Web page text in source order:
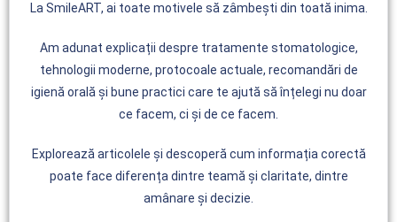
La SmileART, ai toate motivele să zâmbești din toată inima.
Am adunat explicații despre tratamente stomatologice,
tehnologii moderne, protocoale actuale, recomandări de
igienă orală și bune practici care te ajută să înțelegi nu doar
ce facem, ci și de ce facem.
Explorează articolele și descoperă cum informația corectă
poate face diferența dintre teamă și claritate, dintre
amânare și decizie.